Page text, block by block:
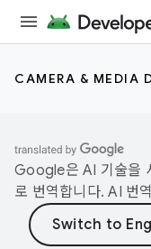
CAMERA & MEDIA
Google은 AI 기술을
로 번역합니다. AI 번